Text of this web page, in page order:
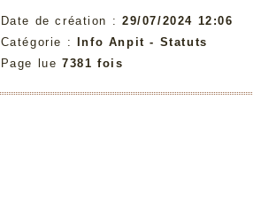
Date de création : 29/07/2024 12:06
Catégorie :
Info Anpit - Statuts
Page lue 7381 fois